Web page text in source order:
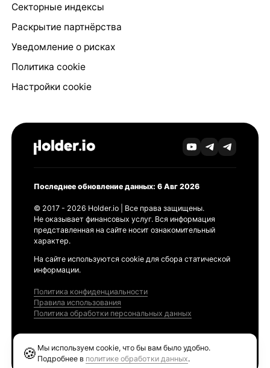
Секторные индексы
Раскрытие партнёрства
Уведомление о рисках
Политика cookie
Настройки cookie
Последнее обновление данных: 6 Авг 2026
© 2017 - 2026 Holder.io | Все права защищены.
Не оказывает финансовых услуг. Вся информация
представленная на сайте носит ознакомительный
характер.
На сайте используются cookie для сбора статической
информации.
Политика конфиденциальности
Правила использования
Политика обработки персональных данных
🍪 Мы используем cookie, что бы вам было удобно.
Подробнее в политике обработки данных.
Ethereum GAS Tracker